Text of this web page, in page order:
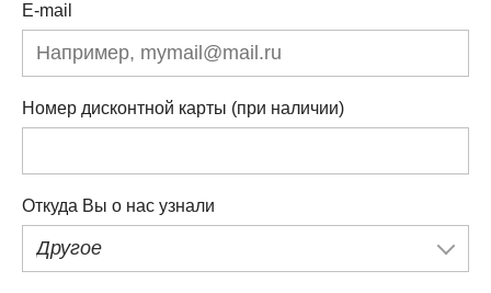
E-mail
Номер дисконтной карты (при наличии)
Откуда Вы о нас узнали
Другое